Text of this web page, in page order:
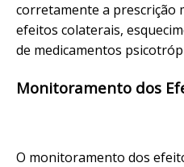
corretamente a prescrição
efeitos colaterais,
de medicamentos
Monitoramento dos
O monitoramento dos